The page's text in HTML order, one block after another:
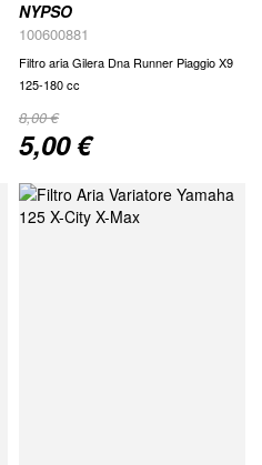
NYPSO
100600881
Filtro aria Gilera Dna Runner Piaggio X9
125-180 cc
Special
Price
5,00 €
8,00 €